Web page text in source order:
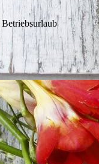
Betriebsurlaub